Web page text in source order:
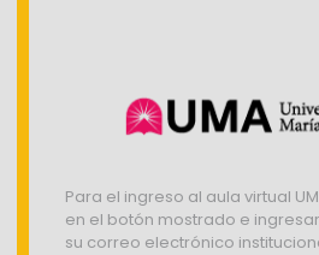
Ingrese sus
Para el ingreso al aula virtual
en el botón mostrado e
su correo electrónico